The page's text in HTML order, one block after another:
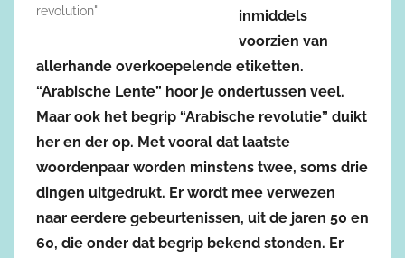
revolution"
inmiddels
voorzien van
allerhande overkoepelende etiketten.
“Arabische Lente” hoor je ondertussen veel.
Maar ook het begrip “Arabische revolutie” duikt
her en der op. Met vooral dat laatste
woordenpaar worden minstens twee, soms drie
dingen uitgedrukt. Er wordt mee verwezen
naar eerdere gebeurtenissen, uit de jaren 50 en
60, die onder dat begrip bekend stonden. Er